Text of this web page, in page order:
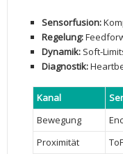
Sensorfusion:
Regelung:
Dynamik: ​Soft-
Diagnostik:
Kanal
Bewegung
Proximität